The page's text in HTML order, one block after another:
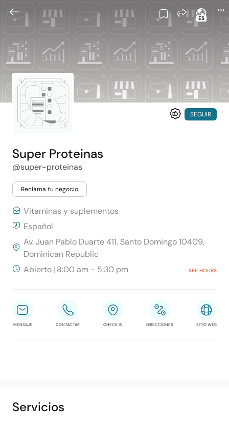
ES
SEGUIR
Super Proteinas
@super-proteinas
Reclama tu negocio
Vitaminas y suplementos
Español
Av. Juan Pablo Duarte 411, Santo Domingo 10409,
Dominican Republic
Abierto| 8:00 am - 5:30 pm SEE HOURS
MENSAJE CONTACTAR CHECK IN DIRECCIONES SITIO WEB
Servicios